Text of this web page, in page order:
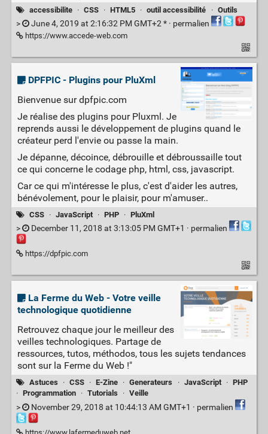
accessibilite · CSS · HTML5 · outil accessibilité · Outils
> June 4, 2019 at 2:16:32 PM GMT+2 * · permalien
https://www.accede-web.com
DPFPIC - Plugins pour PluXml
Bienvenue sur dpfpic.com
Je réalise des plugins pour Pluxml. Je
reprends aussi le développement de plugins quand le
créateur perd l'envie ou passe la main.
Je dépanne, décoince, débrouille et débroussaille tout
ce qui concerne le codage php, html, css, javascript.
Car ce qui m'intéresse le plus, c'est d'aider les autres,
bénévolement, pour le plaisir, pour m'amuser..
CSS · JavaScript · PHP · PluXml
> December 11, 2018 at 3:13:05 PM GMT+1 · permalien
https://dpfpic.com
La Ferme du Web - Votre veille
technologique quotidienne
Retrouvez chaque jour le meilleur des
veilles technologiques. Partage de
ressources, tutos, méthodos, tous les sujets tendances
sont sur la Ferme du Web !"
Astuces · CSS · E-Zine · Generateurs · JavaScript · PHP
· Programmation · Tutorials · Veille
> November 29, 2018 at 10:44:13 AM GMT+1 · permalien